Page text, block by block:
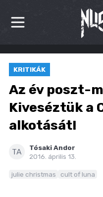
HÍREK
KRITIKÁK
BESZÁMOLÓK
INTERJÚK
PREMIEREK
KRITIKÁK
Az év poszt-
Kiveséztük a
alkotását!
TA
Tósaki Andor
2016. április 13.
julie christmas cult of luna